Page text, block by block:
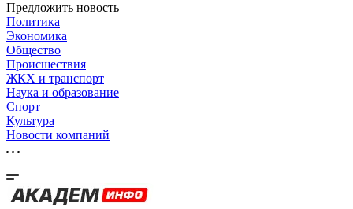
Предложить новость
Политика
Экономика
Общество
Происшествия
ЖКХ и транспорт
Наука и образование
Спорт
Культура
Новости компаний